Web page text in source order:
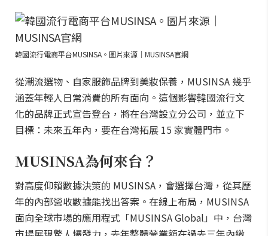
韓國流行電商平台MUSINSA。圖片來源｜MUSINSA官網
從潮流選物、自家服飾品牌到美妝保養，MUSINSA 幾乎
涵蓋年輕人日常消費的所有面向。這個影響韓國流行文
化的品牌正式宣告登台，將在台灣設立分公司，並立下
目標：未來五年內，要在台灣拓展 15 家實體門市。
MUSINSA為何來台？
對高度仰賴數據決策的 MUSINSA，會選擇台灣，從其歷
年的內部營收數據能找出答案。在線上布局，MUSINSA
面向全球市場的應用程式「MUSINSA Global」中，台灣